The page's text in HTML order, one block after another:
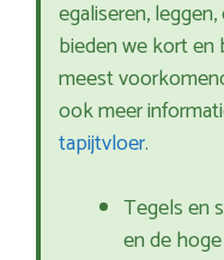
egaliseren,
bieden we kort
meest
ook meer
tapijtvloer.
Tegels en
en de